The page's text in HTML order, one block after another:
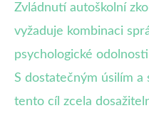
Zvládnutí autoškolní
vyžaduje kombinaci
psychologické
S dostatečným úsilím
tento cíl zcela